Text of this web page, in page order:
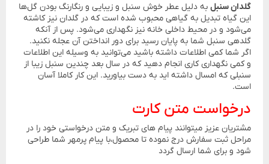
گلدان سنبل به دلیل عطر خوش سنبل و زیبایی و رنگارنگ بودن گل‌ها
این گیاه تبدیل به گیاهی محبوب شده است که در گلدان نیز کاشته
می‌شود و در محیط داخلی خانه نیز نگهداری می‌شود. پس از آنکه
گلدهی سنبل شما به پایان رسید برای دور انداختن آن عجله نکنید.
اگر شما کمی اطلاعات داشته باشید می‌توانید به وسیله این اطلاعات
و کمی نگهداری کاری انجام دهید که در سال بعد چندین سنبل زیبا از
سنبلی که امسال داشته ‌اید به دست بیاورید. این کار کاملا آسان
است.
درخواست متن کارت
مشتریان عزیز میتوانند پیام های تبریک و متن درخواستی خود را در
مراحل ثبت سفارش درج نموده تا محصول،با پیام پرمهر شما طراحی
شود و برای شما ارسال گردد